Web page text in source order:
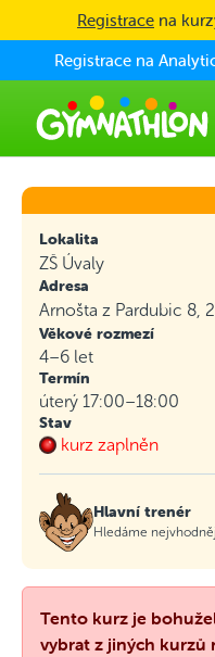
Skip to main content
Registrace na
Registrace na
Lokalita
ZŠ Úvaly
Adresa
Arnošta z Pardubic 8,
Věkové rozmezí
4–6 let
Termín
úterý 17:00–18:00
Stav
kurz zaplněn
Hlavní trenér
Hledáme
Tento kurz je
vybrat z jiných kurzů